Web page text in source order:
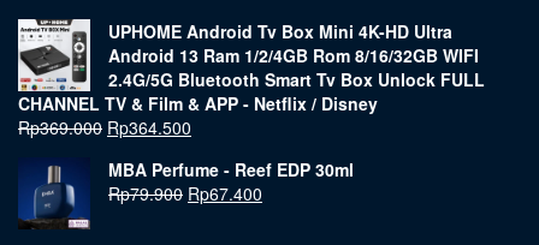
UPHOME Android Tv Box Mini 4K-HD Ultra
Android 13 Ram 1/2/4GB Rom 8/16/32GB WIFI
2.4G/5G Bluetooth Smart Tv Box Unlock FULL
CHANNEL TV & Film & APP - Netflix / Disney
Rp369.000 Rp364.500
MBA Perfume - Reef EDP 30ml
Rp79.900 Rp67.400